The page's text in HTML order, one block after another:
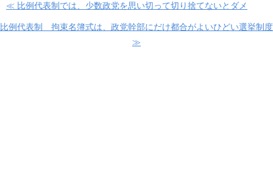
≪ 比例代表制では、少数政党を思い切って切り捨てないとダメ
比例代表制 拘束名簿式は、政党幹部にだけ都合がよいひどい選挙制度
≫